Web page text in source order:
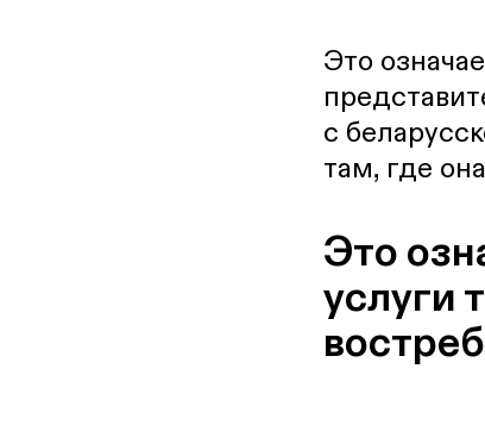
Это
с
там, где
Это
услуги